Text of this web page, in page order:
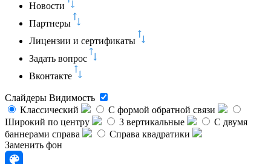
Новости
Партнеры
Лицензии и сертификаты
Задать вопрос
Вконтакте
Слайдеры Видимость
Классический
C формой обратной связи
Широкий по центру
3 вертикальные
С двумя
баннерами справа
Справа квадратики
Заменить фон